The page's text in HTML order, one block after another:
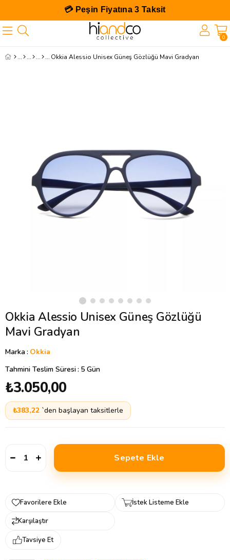
💳 Peşin Fiyatına 3 Taksit
0
Okkia Alessio Unisex Güneş Gözlüğü Mavi Gradyan
Okkia Alessio Unisex Güneş Gözlüğü
Mavi Gradyan
Marka: Okkia
Tahmini Teslim Süresi: 5 Gün
₺3.050,00
₺383,22 `den başlayan taksitlerle
Favorilere Ekle
İstek Listeme Ekle
Karşılaştır
Tavsiye Et